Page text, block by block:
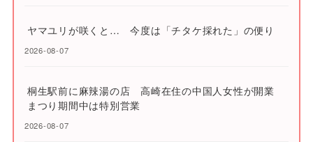
ヤマユリが咲くと… 今度は「チタケ採れた」の便り
2026-08-07
桐生駅前に麻辣湯の店 高崎在住の中国人女性が開業
まつり期間中は特別営業
2026-08-07